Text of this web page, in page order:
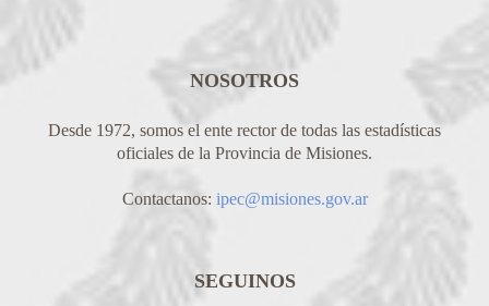
NOSOTROS
Desde 1972, somos el ente rector de todas las estadísticas
oficiales de la Provincia de Misiones.
Contactanos: ipec@misiones.gov.ar
SEGUINOS